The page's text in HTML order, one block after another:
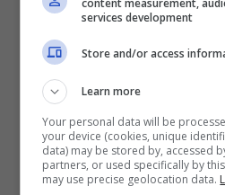
services development
Store and/or access
Learn more
Your personal data will be
your device (cookies, unique
data) may be stored by, accessed
partners, or used specifically by
may use precise geolocation data.